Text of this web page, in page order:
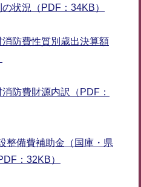
状況（PDF：34KB）
防費性質別歳出決算額
防費財源内訳（PDF：
整備費補助金（国庫・県
：32KB）